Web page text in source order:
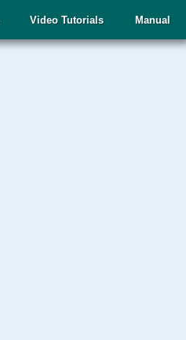
Manual
Video Tutorials